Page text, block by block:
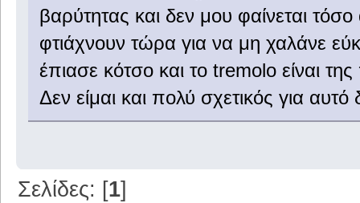
βαρύτητας και δεν μου φαίνεται
φτιάχνουν τώρα για να μη χαλάνε
έπιασε κότσο και το tremolo είναι της
Δεν είμαι και πολύ σχετικός για
Σελίδες: [1]